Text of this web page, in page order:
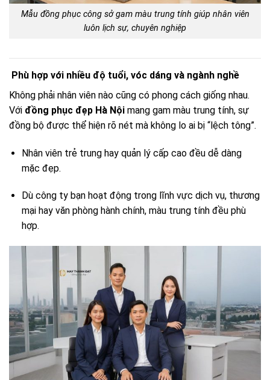
Mẫu đồng phục công sở gam màu trung tính giúp nhân viên
luôn lịch sự, chuyên nghiệp
Phù hợp với nhiều độ tuổi, vóc dáng và ngành nghề
Không phải nhân viên nào cũng có phong cách giống nhau.
Với đồng phục đẹp Hà Nội mang gam màu trung tính, sự
đồng bộ được thể hiện rõ nét mà không lo ai bị “lệch tông”.
Nhân viên trẻ trung hay quản lý cấp cao đều dễ dàng
mặc đẹp.
Dù công ty bạn hoạt động trong lĩnh vực dịch vụ, thương
mại hay văn phòng hành chính, màu trung tính đều phù
hợp.